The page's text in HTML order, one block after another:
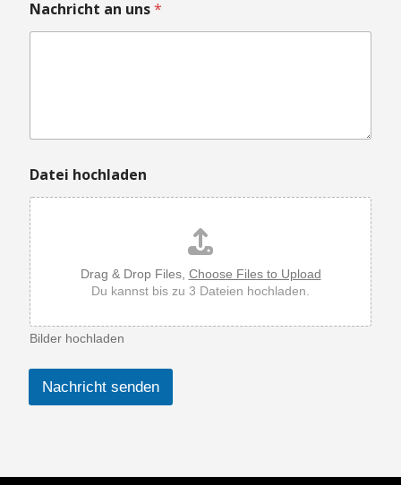
Nachricht an uns*
Datei hochladen
Drag & Drop Files, Choose Files to Upload
Du kannst bis zu 3 Dateien hochladen.
Bilder hochladen
Nachricht senden